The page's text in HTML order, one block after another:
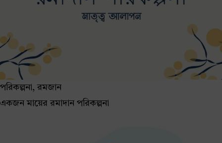
পরিকল্পনা, রমজান
একজন মায়ের রমাদান পরিকল্পনা